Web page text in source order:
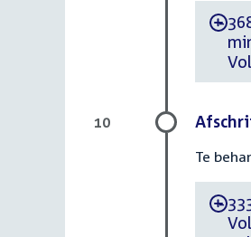
-
Te
-
10